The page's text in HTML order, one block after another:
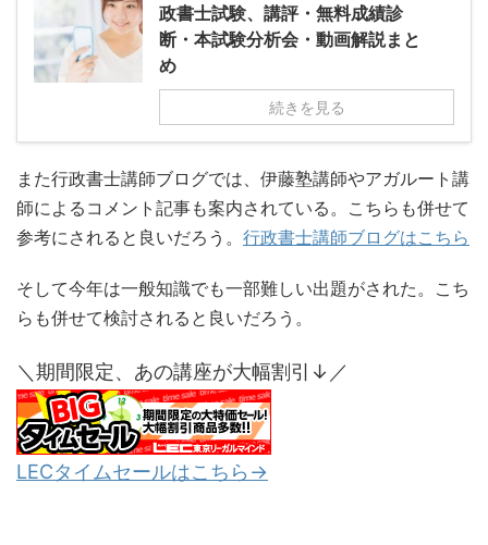
政書士試験、講評・無料成績診
断・本試験分析会・動画解説まと
め
続きを見る
また行政書士講師ブログでは、伊藤塾講師やアガルート講
師によるコメント記事も案内されている。こちらも併せて
参考にされると良いだろう。 行政書士講師ブログはこちら
そして今年は一般知識でも一部難しい出題がされた。こち
らも併せて検討されると良いだろう。
＼期間限定、あの講座が大幅割引↓／
LECタイムセールはこちら→